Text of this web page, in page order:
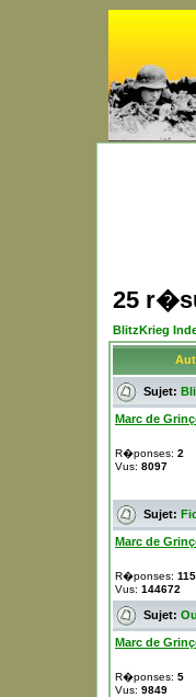
25
BlitzKrieg
Sujet:
Marc de
R�ponses: 2
Vus: 8097
Sujet:
Marc de
R�ponses: 115
Vus: 144672
Sujet:
Marc de
R�ponses: 5
Vus: 9849